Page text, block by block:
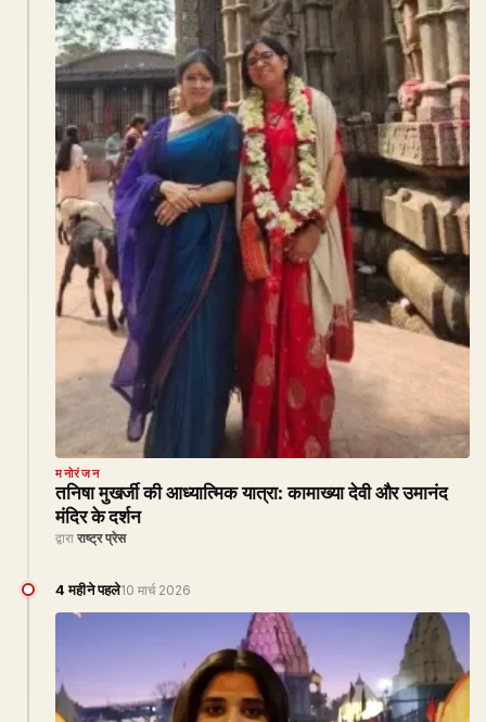
मनोरंजन
तनिषा मुखर्जी की आध्यात्मिक यात्रा: कामाख्या देवी और उमानंद
मंदिर के दर्शन
द्वारा राष्ट्र प्रेस
4 महीने पहले10 मार्च 2026